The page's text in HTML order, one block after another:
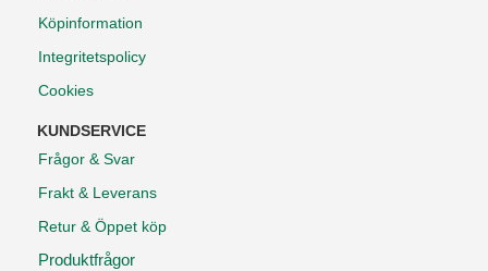
Köpinformation
Integritetspolicy
Cookies
KUNDSERVICE
Frågor & Svar
Frakt & Leverans
Retur & Öppet köp
Produktfrågor